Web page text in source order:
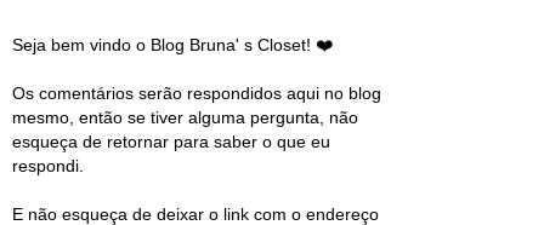
Seja bem vindo o Blog Bruna' s Closet! ❤️
Os comentários serão respondidos aqui no blog
mesmo, então se tiver alguma pergunta, não
esqueça de retornar para saber o que eu
respondi.
E não esqueça de deixar o link com o endereço